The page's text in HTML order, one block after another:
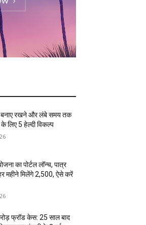
बनाए रखने और लंबे समय तक
लिए 5 हेल्दी विकल्प
का पोर्टल लॉन्च, पात्र
महीने मिलेंगे ₹2,500, ऐसे करें
फ्रॉड केस: 25 साल बाद